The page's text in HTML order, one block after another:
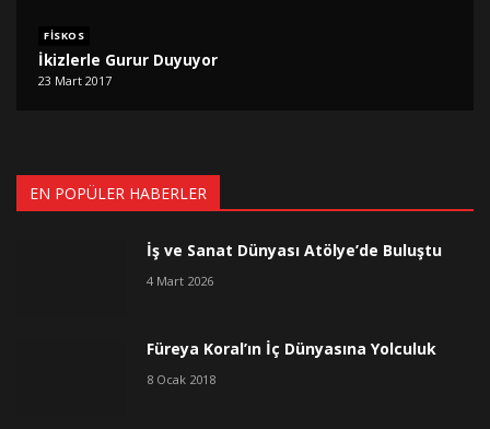
FISKOS
İkizlerle Gurur Duyuyor
23 Mart 2017
EN POPÜLER HABERLER
İş ve Sanat Dünyası Atölye’de Buluştu
4 Mart 2026
Füreya Koral’ın İç Dünyasına Yolculuk
8 Ocak 2018